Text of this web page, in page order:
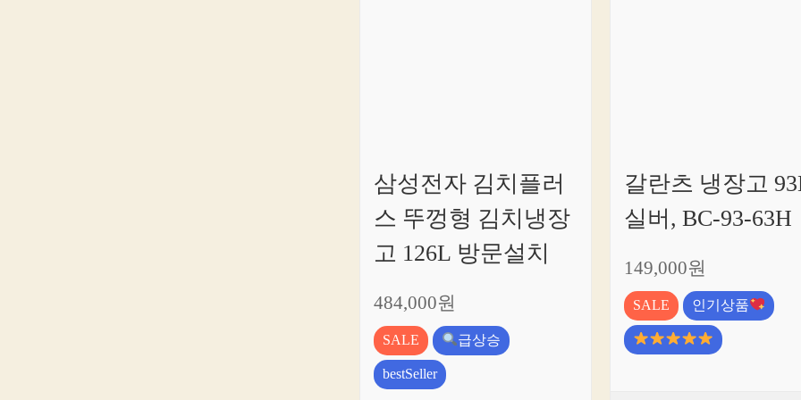
삼성전자 김치플러
스 뚜껑형 김치냉장
고 126L 방문설치
484,000원
SALE
급상승
bestSeller
갈란츠 냉장고
실버, BC-93-63H
149,000원
SALE 인기상품